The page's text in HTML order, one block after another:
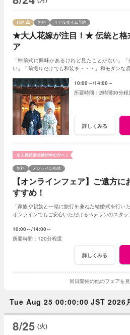
★大人花嫁が注目！★ 伝統と格
ア
残席 無料 リアルタイム予約
「神前式に興味があるけれど見たことがない」
い」「前撮りだけでも和装を・・・」和モダンな
10:00～ 14:00～
2時間30分程
詳しくみる
【オンラインフェア】ご遠方
すすめ！
無料 オンライン相談
「家族や親族と一緒に旅行を兼ねた結婚式を行
オンラインでもご安心いただけるベテランのスタッ
10:00～ 14:00～
120分程度
詳しくみる
同日開催の他のフェアを
Tue Aug 25 00:00:00 JST 2026
8/25 (火)